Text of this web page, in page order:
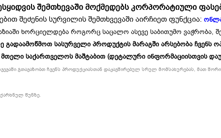
შემთხევაში მოქმედებს კორპორატიული
შეძენის სურვილის შემთხვევაში აირჩიეთ ფუნქცია:
ხორციელდება როგორც საცალო ასევე საბითუმო
გადაამოწმოთ სასურველი პროდუქტის მარაგში არსებობა ჩვენს
მთელი საქართველოს მაშტაბით (დეტალური ინფორმაციისთვის
გთავაზობთ ჩვენს პროდუქციასთან დაკავშირებულ სრულ მომსახურებას, მათ
წუნზე.